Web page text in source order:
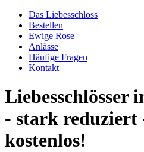
Das Liebesschloss
Bestellen
Ewige Rose
Anlässe
Häufige Fragen
Kontakt
Liebesschlösser
- stark
kostenlos!